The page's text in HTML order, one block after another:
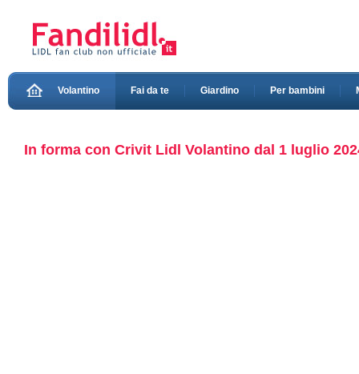
Volantino Fai da te Giardino Per bambini
In forma con Crivit Lidl Volantino dal 1 luglio